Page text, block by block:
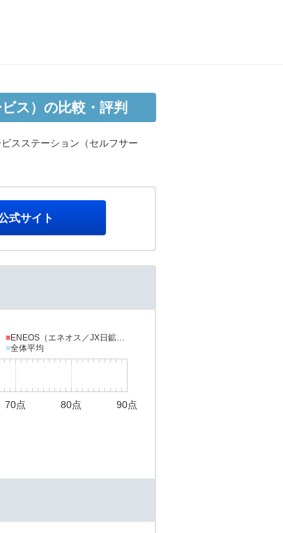
ス）の比較・評判
スステーション（セルフサー
式サイト
■ENEOS（エネオス／JX日鉱日石エネルギー）
■全体平均
70点 80点 90点